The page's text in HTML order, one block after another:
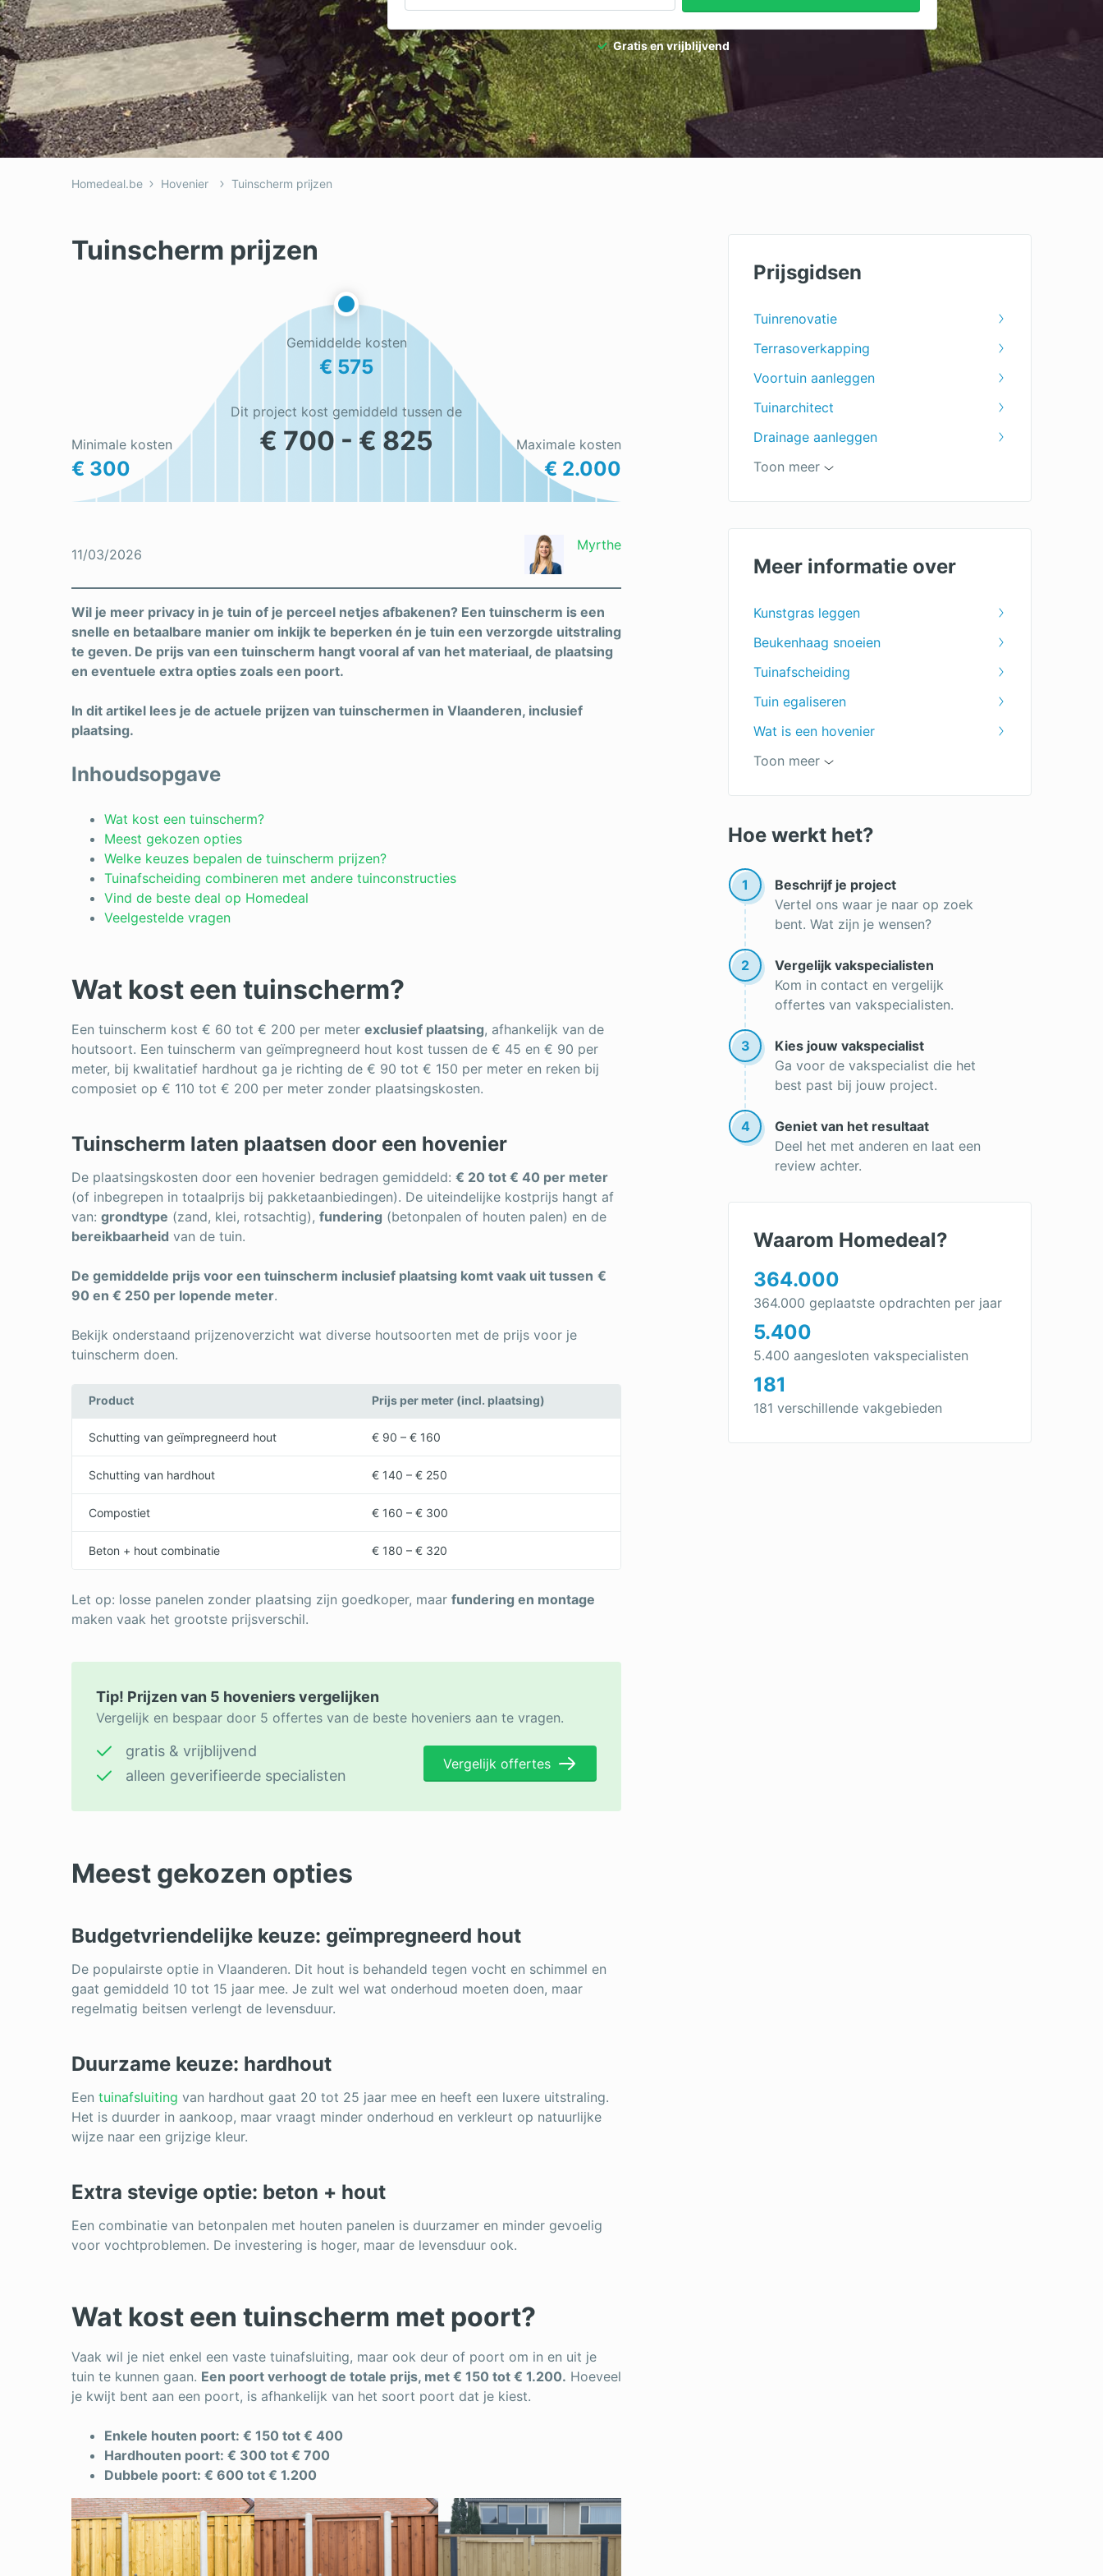
Gratis en vrijblijvend
Homedeal.be Hovenier Tuinscherm prijzen
Tuinscherm prijzen
Minimale kosten
€ 300
Gemiddelde kosten
€ 575
Maximale kosten
€ 2.000
Dit project kost gemiddeld tussen de
€ 700 - € 825
11/03/2026
Myrthe
Wil je meer privacy in je tuin of je perceel netjes afbakenen? Een tuinscherm is een
snelle en betaalbare manier om inkijk te beperken én je tuin een verzorgde uitstraling
te geven. De prijs van een tuinscherm hangt vooral af van het materiaal, de plaatsing
en eventuele extra opties zoals een poort.
In dit artikel lees je de actuele prijzen van tuinschermen in Vlaanderen, inclusief
plaatsing.
Inhoudsopgave
Wat kost een tuinscherm?
Meest gekozen opties
Welke keuzes bepalen de tuinscherm prijzen?
Tuinafscheiding combineren met andere tuinconstructies
Vind de beste deal op Homedeal
Veelgestelde vragen
Wat kost een tuinscherm?
Een tuinscherm kost € 60 tot € 200 per meter exclusief plaatsing, afhankelijk van de
houtsoort. Een tuinscherm van geïmpregneerd hout kost tussen de € 45 en € 90 per
meter, bij kwalitatief hardhout ga je richting de € 90 tot € 150 per meter en reken bij
composiet op € 110 tot € 200 per meter zonder plaatsingskosten.
Tuinscherm laten plaatsen door een hovenier
De plaatsingskosten door een hovenier bedragen gemiddeld: € 20 tot € 40 per meter
(of inbegrepen in totaalprijs bij pakketaanbiedingen). De uiteindelijke kostprijs hangt af
van: grondtype (zand, klei, rotsachtig), fundering (betonpalen of houten palen) en de
bereikbaarheid van de tuin.
De gemiddelde prijs voor een tuinscherm inclusief plaatsing komt vaak uit tussen €
90 en € 250 per lopende meter.
Bekijk onderstaand prijzenoverzicht wat diverse houtsoorten met de prijs voor je
tuinscherm doen.
Product Prijs per meter (incl. plaatsing)
Schutting van geïmpregneerd hout € 90 – € 160
Schutting van hardhout € 140 – € 250
Compostiet € 160 – € 300
Beton + hout combinatie € 180 – € 320
Let op: losse panelen zonder plaatsing zijn goedkoper, maar fundering en montage
maken vaak het grootste prijsverschil.
Tip! Prijzen van 5 hoveniers vergelijken
Vergelijk en bespaar door 5 offertes van de beste hoveniers aan te vragen.
gratis & vrijblijvend
alleen geverifieerde specialisten
Vergelijk offertes
Meest gekozen opties
Budgetvriendelijke keuze: geïmpregneerd hout
De populairste optie in Vlaanderen. Dit hout is behandeld tegen vocht en schimmel en
gaat gemiddeld 10 tot 15 jaar mee. Je zult wel wat onderhoud moeten doen, maar
regelmatig beitsen verlengt de levensduur.
Duurzame keuze: hardhout
Een tuinafsluiting van hardhout gaat 20 tot 25 jaar mee en heeft een luxere uitstraling.
Het is duurder in aankoop, maar vraagt minder onderhoud en verkleurt op natuurlijke
wijze naar een grijzige kleur.
Extra stevige optie: beton + hout
Een combinatie van betonpalen met houten panelen is duurzamer en minder gevoelig
voor vochtproblemen. De investering is hoger, maar de levensduur ook.
Wat kost een tuinscherm met poort?
Vaak wil je niet enkel een vaste tuinafsluiting, maar ook deur of poort om in en uit je
tuin te kunnen gaan. Een poort verhoogt de totale prijs, met € 150 tot € 1.200. Hoeveel
je kwijt bent aan een poort, is afhankelijk van het soort poort dat je kiest.
Enkele houten poort: € 150 tot € 400
Hardhouten poort: € 300 tot € 700
Dubbele poort: € 600 tot € 1.200
Prijsgidsen
Tuinrenovatie
Terrasoverkapping
Voortuin aanleggen
Tuinarchitect
Drainage aanleggen
Tuin leeghalen
Tuinaanleg
Vijver aanleg
Tuinonderhoud
Tuinhuis
Tuin ophogen
Tuin uitgraven
Pergola
Tuinman
Gras aanleggen
Toon meer
Meer informatie over
Kunstgras leggen
Beukenhaag snoeien
Tuinafscheiding
Tuin egaliseren
Wat is een hovenier
Onderhoudsvrije tuin
Tuin inrichten
Toon meer
Hoe werkt het?
1
Beschrijf je project
Vertel ons waar je naar op zoek
bent. Wat zijn je wensen?
2
Vergelijk vakspecialisten
Kom in contact en vergelijk
offertes van vakspecialisten.
3
Kies jouw vakspecialist
Ga voor de vakspecialist die het
best past bij jouw project.
4
Geniet van het resultaat
Deel het met anderen en laat een
review achter.
Waarom Homedeal?
364.000
364.000 geplaatste opdrachten per jaar
5.400
5.400 aangesloten vakspecialisten
181
181 verschillende vakgebieden